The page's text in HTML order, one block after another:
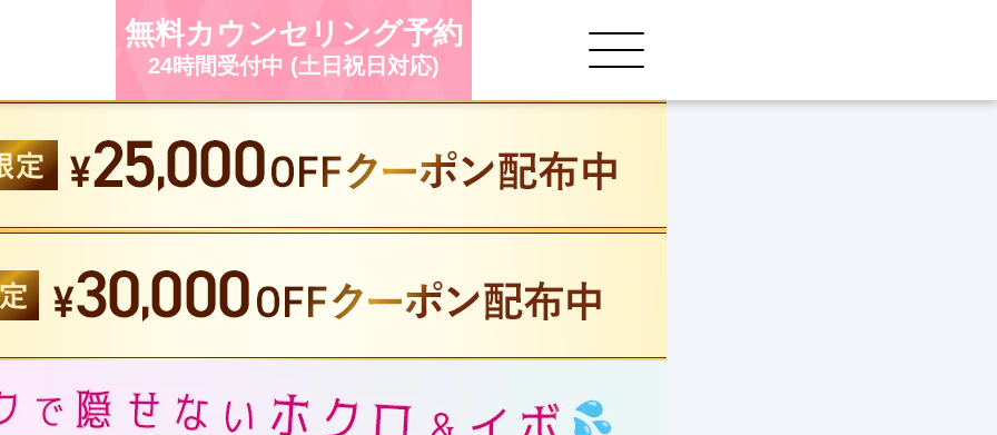
無料カウンセリング予約
24時間受付中 (土日祝日対応)